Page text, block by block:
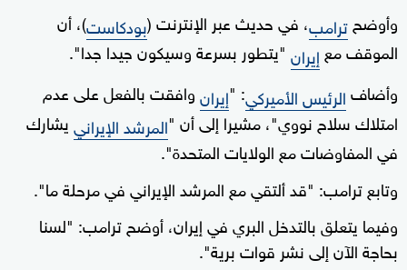
وأوضحترامب، في حديث عبر الإنترنت (بودكاست)، أن
الموقف مع إيران "يتطور بسرعة وسيكون جيدا جدا".
وأضافالرئيس الأميركي: "إيرانوافقت بالفعل على عدم
امتلاك سلاح نووي"، مشيرا إلى أن "المرشد الإيرانييشارك
في المفاوضات مع الولايات المتحدة".
وتابع ترامب: "قد ألتقي مع المرشد الإيراني في مرحلة ما".
وفيما يتعلق بالتدخل البري في إيران، أوضح ترامب: "لسنا
بحاجة الآن إلى نشر قوات برية".